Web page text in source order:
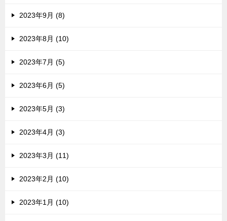
2023年9月 (8)
2023年8月 (10)
2023年7月 (5)
2023年6月 (5)
2023年5月 (3)
2023年4月 (3)
2023年3月 (11)
2023年2月 (10)
2023年1月 (10)